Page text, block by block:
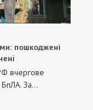
пошкоджені
вчергове
За...